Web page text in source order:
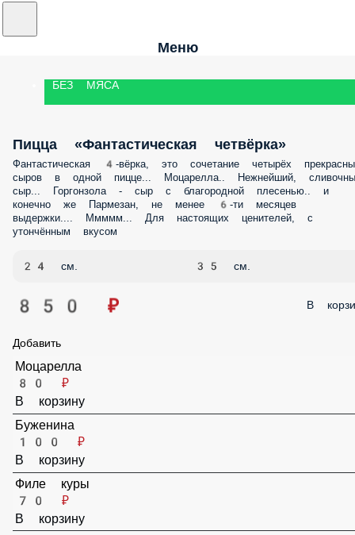
Меню
БЕЗ МЯСА
Пицца «Фантастическая четвёрка»
Фантастическая 4-вёрка, это сочетание четырёх прекрасных сыров в
одной пицце... Моцарелла.. Нежнейший, сливочный сыр...
сыр с благородной плесенью.. и конечно же Пармезан, не менее 6-
месяцев выдержки.... Ммммм... Для настоящих ценителей, с
утончённым вкусом
Моцарелла
80 ₽
Буженина
100 ₽
В корзину
70 ₽